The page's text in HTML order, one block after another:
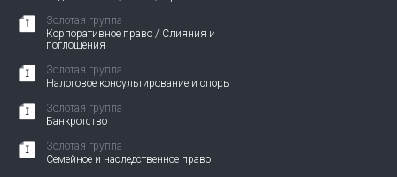
Золотая группа
Корпоративное право / Слияния и
поглощения
Золотая группа
Налоговое консультирование и споры
Золотая группа
Банкротство
Золотая группа
Семейное и наследственное право